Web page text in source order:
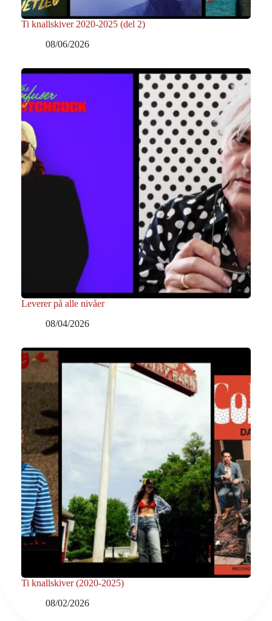
Ti knallskiver 2020-2025 (del 2)
08/06/2026
Leverer på alle nivåer
08/04/2026
Ti knallskiver (2020-2025)
08/02/2026